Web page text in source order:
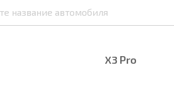
название автомобиля
X3 Pro